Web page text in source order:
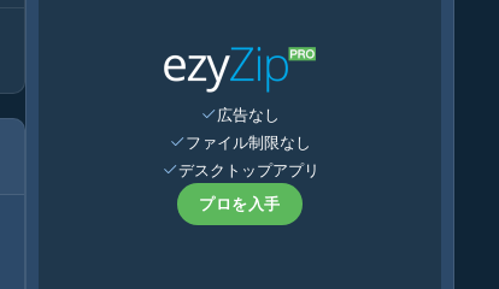
広告なし
ファイル制限なし
デスクトップアプリ
プロを入手